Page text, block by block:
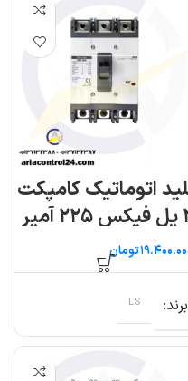
اتوماتیک کامپکت
۳ پل فیکس ۲۲۵ آمپر
ال استومان
برند LS